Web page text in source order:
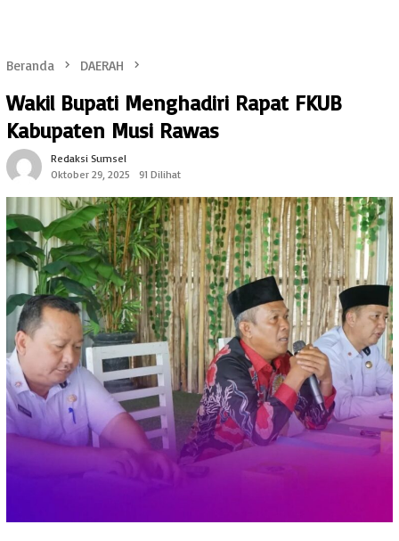
Beranda DAERAH
Wakil Bupati Menghadiri Rapat FKUB
Kabupaten Musi Rawas
Redaksi Sumsel
Oktober 29, 2025
91 Dilihat